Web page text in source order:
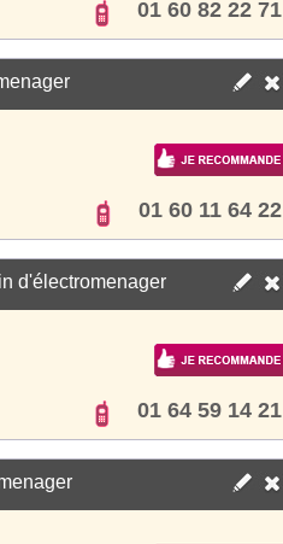
01 60 82 22 71
01 60 11 64 22
d'électromenager
01 64 59 14 21